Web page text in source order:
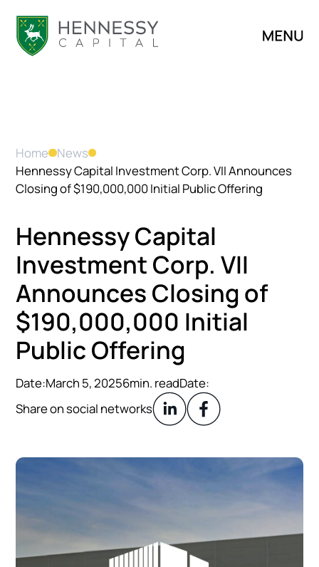
Home News
Hennessy Capital Investment Corp. VII Announces
Closing of $190,000,000 Initial Public Offering
HennessyCapital
InvestmentCorp. VII
AnnouncesClosingof
$190,000,000 Initial
PublicOffering
Date:March 5, 20256min. readDate:
Share on social networks